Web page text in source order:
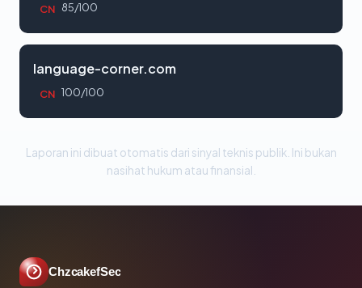
CN 85/100
language-corner.com
CN 100/100
Laporan ini dibuat otomatis dari sinyal teknis publik. Ini bukan
nasihat hukum atau finansial.
ChzcakefSec